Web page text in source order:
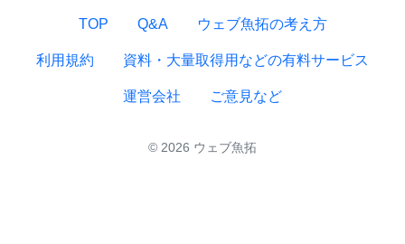
TOP Q&A ウェブ魚拓の考え方
利用規約 資料・大量取得用などの有料サービス
運営会社 ご意見など
© 2026 ウェブ魚拓